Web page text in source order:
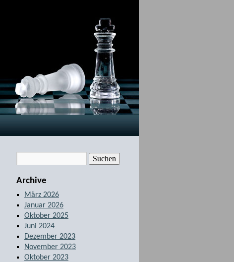
Archive
März 2026
Januar 2026
Oktober 2025
Juni 2024
Dezember 2023
November 2023
Oktober 2023